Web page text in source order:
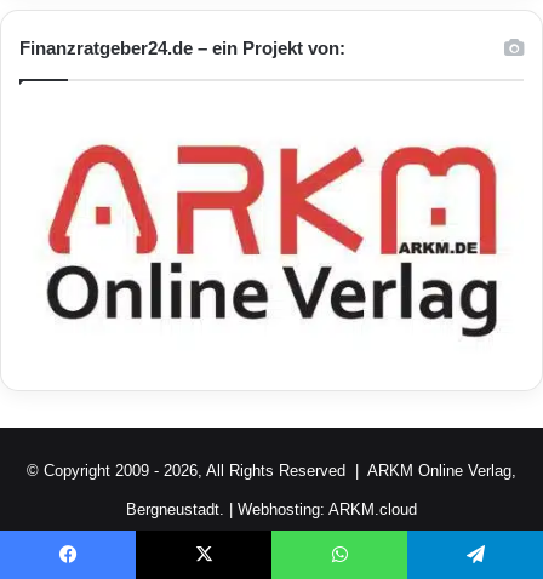
Finanzratgeber24.de – ein Projekt von:
© Copyright 2009 - 2026, All Rights Reserved | ARKM Online Verlag,
Bergneustadt. | Webhosting: ARKM.cloud
Facebook YouTubeRSS Mastodon